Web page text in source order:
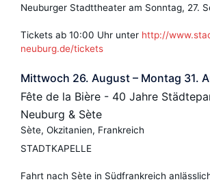
Neuburger Stadttheater am Sonntag, 27.
Tickets ab 10:00 Uhr unter http://
neuburg.de/tickets
Mittwoch 26. August – Montag 31.
Fête de la Bière - 40 Jahre
Neuburg & Sète
Sète, Okzitanien, Frankreich
STADTKAPELLE
Fahrt nach Sète in Südfrankreich